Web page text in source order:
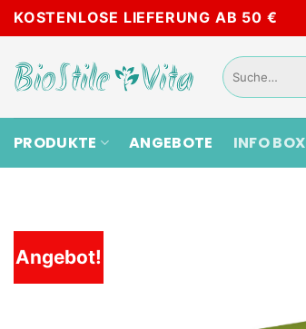
Skip
to
KOSTENLOSE LIEFERUNG AB 50 €
Suche
nach:
PRODUKTE ANGEBOTE INFO BOX
Angebot!